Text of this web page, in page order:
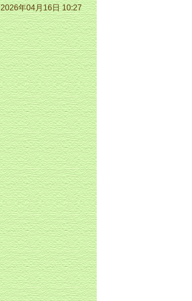
2026年04月16日 10:27